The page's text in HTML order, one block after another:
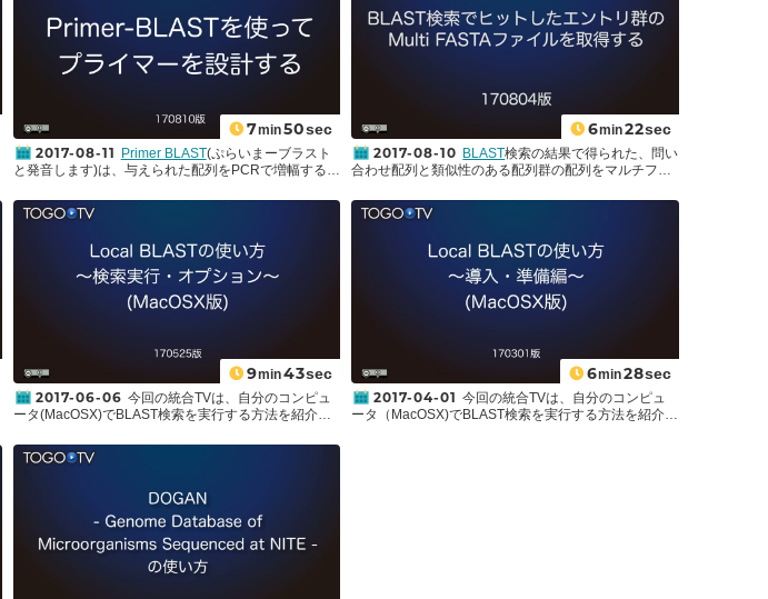
タの取得からコマンドライン上での操作方法、便利な
オプションなどについて紹介します。
は全てウェブ上で行い、ネット環境があればいつでも
どこでもデータにアクセスでき、データを共有できる
ことが特徴で、共同研究者とのコラボレイトにも適し
ています。この動画では、Benchlingのアカウントの
方法を解説します。
のGAPDH遺伝子を例として、BLATをプライマー設計
支援ツールとして使う方法を紹介します。
ちなみに、BLATを含むUCSC Genome Browser のウ
クセスする場合には、アジアのミラーサイト(RIKEN横
を使うとさらに高速です。
7min50sec
2017-08-11 Primer BLAST(ぷらいまーブラスト
と発音します)は、与えられた配列をPCRで増幅するた
Primer3が挙げられますが、Primer BLASTの良いとこ
ろはエキソン・イントロン境界を挟むよう指定できる
きる点、またその確認が同ツールの中でできる点など
があります。 ここでは、ヒトGAPDHに対するプライ
マー設計を例として、設定可能なパラメータ項目の説
明を交えながらPrimer BLASTの使い方を紹介します。
6min22sec
2017-08-10 BLAST検索の結果で得られた、問い
合わせ配列と類似性のある配列群の配列をマルチファ
す。この方法を使うことで、配列を1個1個コピー＆ペ
ーストすることなく、まとめて配列を取得することが
に収録されているモデル生物Pyrococcus
furiosusのMethionine--tRNA ligaseのエントリです。
自分の注目する配列と関連した配列群を集めること
で、マルチプルアラインメントや系統樹の作成など、
のサイトではBLASTの結果でなくても配列IDのリスト
を作ればMulti FASTAファイルを得ることが可能です。
オマケとして、Multi FASTAファイルから注釈行のみを
取り出す方法やエントリIDのリストを取得する方法
を、Mac OSXに標準でインストールされている「ター
9min43sec
2017-06-06 今回の統合TVは、自分のコンピュ
ータ(MacOSX)でBLAST検索を実行する方法を紹介し
経由でBLAST検索を実行できます。しかしながら、実
行速度が遅かったり、大量に検索すると怒られたり、
ます。また、まだ公開していない配列データに対して
BLAST検索を実行したい場合もあるかもしれません。
そんなときには、自分のコンピュータにBLASTをイン
ストールして、ローカルでBLAST検索を実行してしま
6min28sec
2017-04-01 今回の統合TVは、自分のコンピュ
ータ（MacOSX)でBLAST検索を実行する方法を紹介し